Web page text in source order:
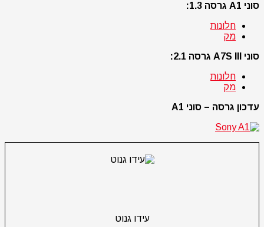
סוני A1 גרסה 1.3:
חלונות
מק
סוני A7S III גרסה 2.1:
חלונות
מק
עדכון גרסה – סוני A1
עידו גנוט